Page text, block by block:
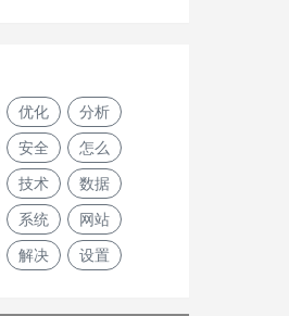
优化 分析
安全 怎么
技术 数据
系统 网站
解决 设置